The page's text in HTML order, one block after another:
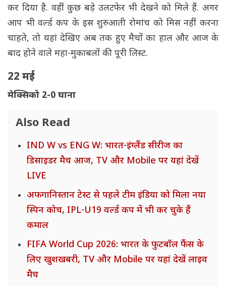
कर दिया है. वहीं कुछ बड़े उलटफेर भी देखने को मिले हैं. अगर
आप भी वर्ल्ड कप के इस शुरुआती रोमांच को मिस नहीं करना
चाहते, तो यहां देखिए अब तक हुए मैचों का हाल और आज के
बाद होने वाले महा-मुकाबलों की पूरी लिस्ट.
22 मई
मेक्सिको 2-0 घाना
Also Read
IND W vs ENG W: भारत-इंग्लैंड सीरीज का
डिसाइडर मैच आज, TV और Mobile पर यहां देखें
LIVE
अफगानिस्तान टेस्ट से पहले टीम इंडिया को मिला नया
स्पिन कोच, IPL-U19 वर्ल्ड कप में भी कर चुके हैं
कमाल
FIFA World Cup 2026: भारत के फुटबॉल फैंस के
लिए खुशखबरी, TV और Mobile पर यहां देखें लाइव
मैच